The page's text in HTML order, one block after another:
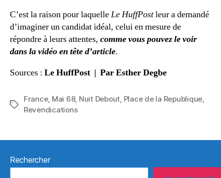
C’est la raison pour laquelleLe HuffPostleur a demandé
d’imaginer un candidat idéal, celui en mesure de
répondre à leurs attentes, comme vous pouvez le voir
dans la vidéo en tête d’article.
Sources : Le HuffPost | Par Esther Degbe
Étiquettes
France, Mai 68, Nuit Debout, Place de la Republique,
Revendications
Rechercher